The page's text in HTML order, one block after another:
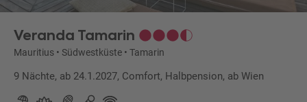
Veranda Tamarin
Mauritius • Südwestküste • Tamarin
9 Nächte, ab 24.1.2027, Comfort, Halbpension, ab Wien